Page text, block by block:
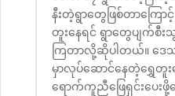
နီးတဲ့ရွာတွေဖြစ်တာကြော
တူးနေရင် ရွာတွေပျက်စီ
ကြတာလို့ဆိုပါတယ်။ ဒေ
မှာလုပ်ဆောင်နေတဲ့ရွှေတူ
ရောက်ကူညီဖြေရှင်းပေး